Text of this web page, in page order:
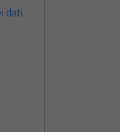
dati